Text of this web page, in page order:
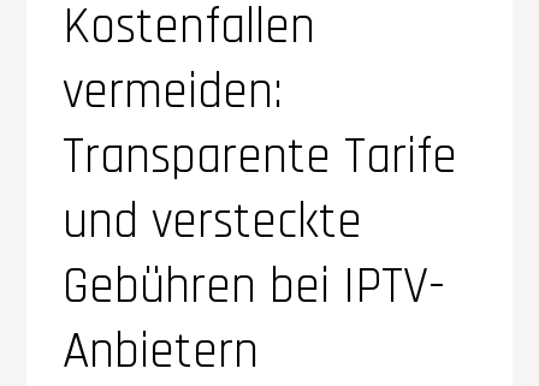
Kostenfallen
vermeiden:
Transparente Tarife
und versteckte
Gebühren bei IPTV-
Anbietern